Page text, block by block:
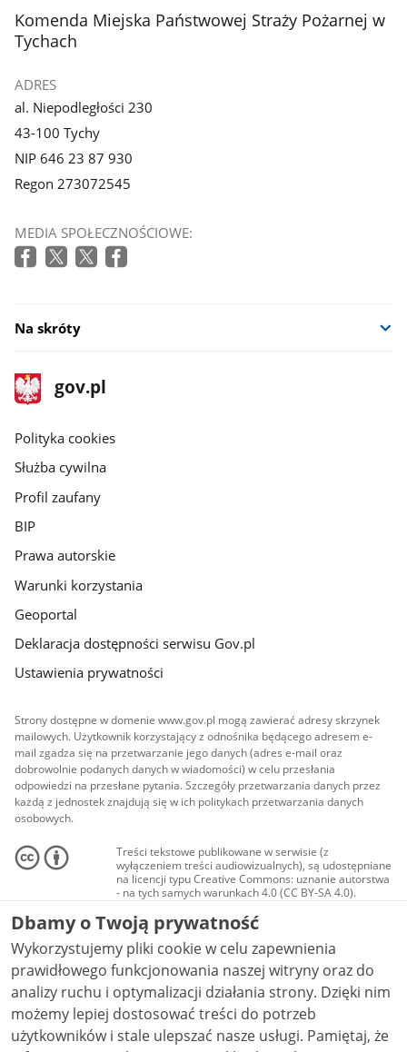
galerii.
stopka
Komenda Miejska Państwowej Straży Pożarnej w
Tychach
ADRES
al. Niepodległości 230
43-100 Tychy
NIP 646 23 87 930
Regon 273072545
MEDIA SPOŁECZNOŚCIOWE:
Na skróty
stopka
gov.pl
Strona
gov.pl
gov.pl
Polityka cookies
Służba cywilna
Profil zaufany
BIP
Prawa autorskie
Warunki korzystania
Geoportal
Deklaracja dostępności serwisu Gov.pl
Ustawienia prywatności
Strony dostępne w domenie www.gov.pl mogą zawierać adresy skrzynek
mailowych. Użytkownik korzystający z odnośnika będącego adresem e-
mail zgadza się na przetwarzanie jego danych (adres e-mail oraz
dobrowolnie podanych danych w wiadomości) w celu przesłania
odpowiedzi na przesłane pytania. Szczegóły przetwarzania danych przez
każdą z jednostek znajdują się w ich politykach przetwarzania danych
osobowych.
Treści tekstowe publikowane w serwisie (z
wyłączeniem treści audiowizualnych), są udostępniane
na licencji typu Creative Commons: uznanie autorstwa
- na tych samych warunkach 4.0 (CC BY-SA 4.0).
Materiały audiowizualne, w tym zdjęcia, materiały
audio i wideo, są udostępniane na licencji typu
Creative Commons: uznanie autorstwa użycie
niekomercyjne - bez utworów zależnych 4.0 (CC BY-
NC-ND 4.0), o ile nie jest to stwierdzone inaczej.
Dbamy o Twoją prywatność
Wykorzystujemy pliki cookie w celu zapewnienia
prawidłowego funkcjonowania naszej witryny oraz do
analizy ruchu i optymalizacji działania strony. Dzięki nim
możemy lepiej dostosować treści do potrzeb
użytkowników i stale ulepszać nasze usługi. Pamiętaj, że